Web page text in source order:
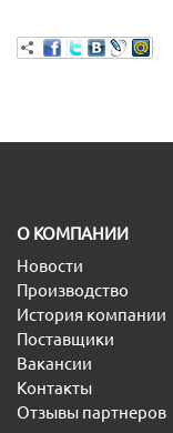
O КОМПАНИИ
Новости
Производство
История компании
Поставщики
Вакансии
Контакты
Отзывы партнеров